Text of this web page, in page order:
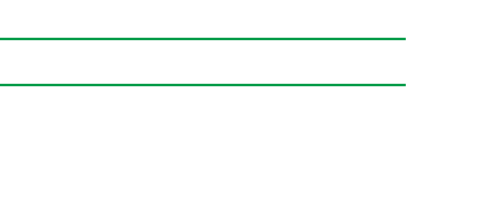
カートを見る・注文する